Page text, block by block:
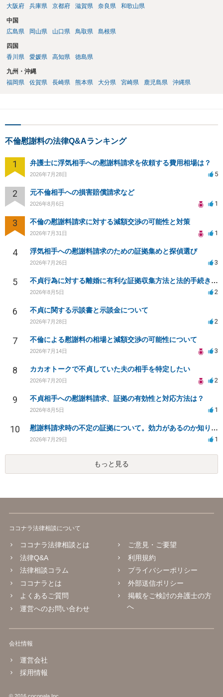
大阪府
兵庫県 京都府 滋賀県 奈良県 和歌山県
中国
広島県
岡山県 山口県 鳥取県 島根県
四国
香川県
愛媛県 高知県 徳島県
九州・沖縄
福岡県
佐賀県 長崎県 熊本県 大分県 宮崎県 鹿児島県 沖縄県
不倫慰謝料の法律Q&Aランキング
1 弁護士に浮気相手への慰謝料請求を依頼する費用相場は？
2026年7月28日 5
2 元不倫相手への損害賠償請求など
2026年8月6日 1
3 不倫の慰謝料請求に対する減額交渉の可能性と対策
2026年7月31日 1
4 浮気相手への慰謝料請求のための証拠集めと探偵選び
2026年7月26日 3
5 不貞行為に対する離婚に有利な証拠収集方法と法的手続きについて
2026年8月5日 2
6 不貞に関する示談書と示談金について
2026年7月28日 2
7 不倫による慰謝料の相場と減額交渉の可能性について
2026年7月14日 3
8 カカオトークで不貞していた夫の相手を特定したい
2026年7月20日 2
9 不貞相手への慰謝料請求、証拠の有効性と対応方法は？
2026年8月5日 1
10 慰謝料請求時の不定の証拠について。効力があるのか知りたい。
2026年7月29日 1
もっと見る
ココナラ法律相談について
ココナラ法律相談とは
法律Q&A
法律相談コラム
ココナラとは
よくあるご質問
運営へのお問い合わせ
ご意見・ご要望
利用規約
プライバシーポリシー
外部送信ポリシー
掲載をご検討の弁護士の方
へ
会社情報
運営会社
採用情報